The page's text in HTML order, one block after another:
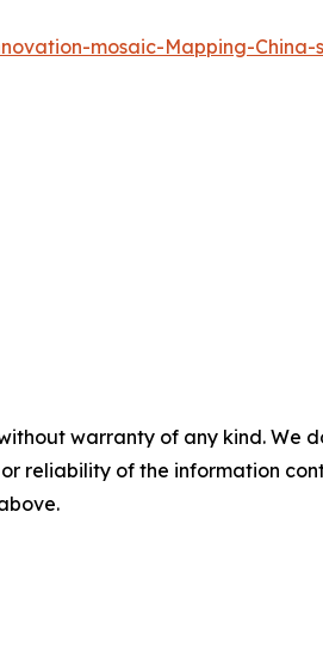
mosaic-Mapping-
warranty of any kind.
reliability of the information